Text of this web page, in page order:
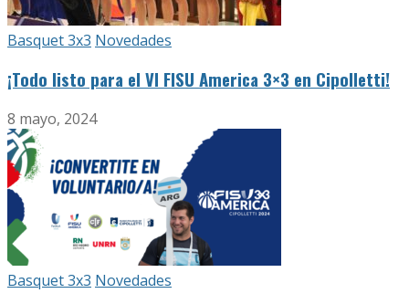
Basquet 3x3 Novedades
¡Todo listo para el VI FISU America 3×3 en Cipolletti!
8 mayo, 2024
Basquet 3x3 Novedades